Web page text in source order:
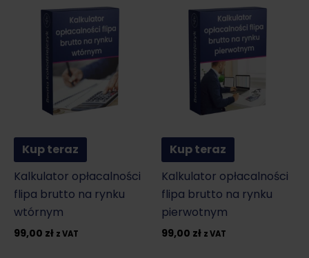
Kup teraz
Kalkulator opłacalności
flipa brutto na rynku
wtórnym
99,00 zł z VAT
Kup teraz
Kalkulator opłacalności
flipa brutto na rynku
pierwotnym
99,00 zł z VAT